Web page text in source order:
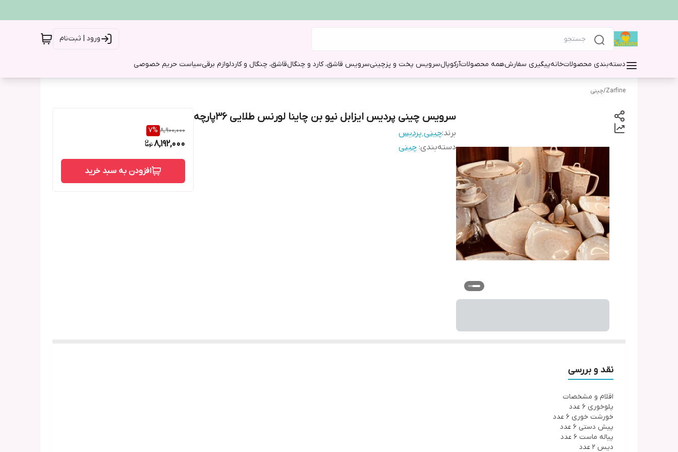
ورود | ثبت‌نام
دسته‌بندی محصولاتخانهپیگیری سفارشهمه محصولاتآرکوپالسرویس پخت و پزچینیسرویس قاشق، کارد و چنگالقاشق، چنگال و کاردلوازم برقیسیاست حریم خصوصی
Zarfine
/چینی
سرویس چینی پردیس ایزابل نیو بن چاینا لورنس طلایی ۳۶پارچه
برند:چینی پردیس
دسته‌بندی: چینی
8,900,000
7%
8,192,000
افزودن به سبد خرید
نقد و بررسی
اقلام و مشخصات
پلوخوری 6 عدد
خورشت خوری 6 عدد
پیش دستی 6 عدد
پیاله ماست 6 عدد
دیس 2 عدد